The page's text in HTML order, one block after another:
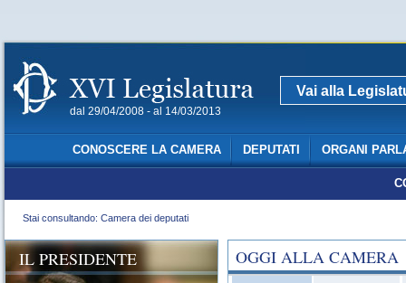
dal 29/04/2008 - al 14/03/2013
Vai alla
CONOSCERE LA CAMERA DEPUTATI ORGANI
Stai consultando: Camera dei deputati
OGGI ALLA CAMERA
IL PRESIDENTE